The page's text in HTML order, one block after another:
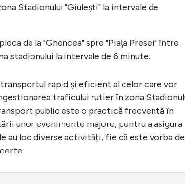
Stadionului "Giuleşti" la intervale de
de la "Ghencea" spre "Piaţa Presei" între
stadionului la intervale de 6 minute.
rapid și eficient al celor care vor
traficului rutier în zona
public este o practică frecventă în
unor evenimente majore, pentru a asigura
au loc diverse activități, fie că este vorba de